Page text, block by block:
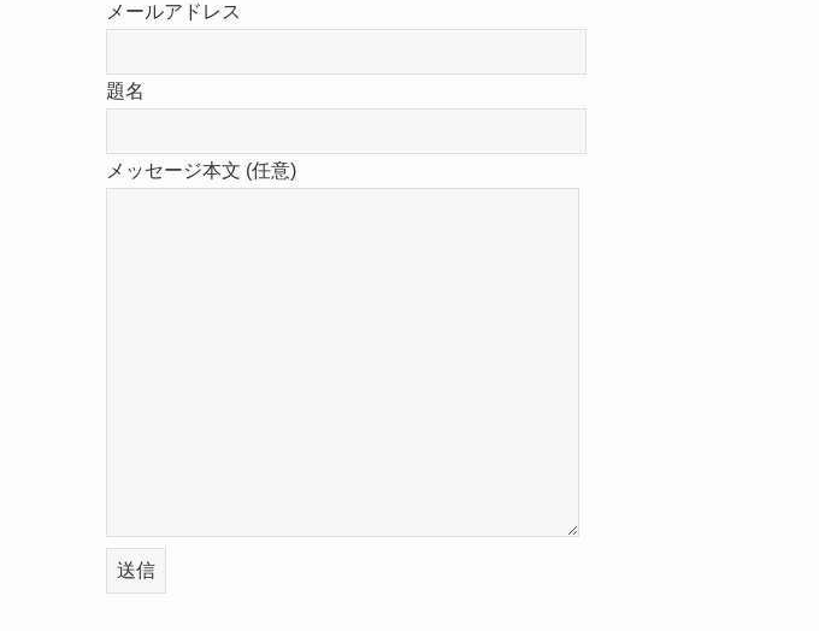
メールアドレス
題名
メッセージ本文 (任意)